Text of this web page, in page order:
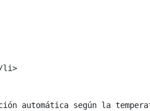
automática según la